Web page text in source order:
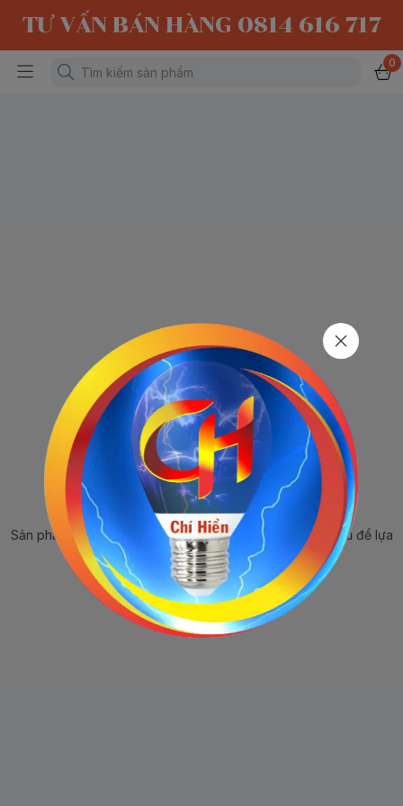
TƯ VẤN BÁN HÀNG 0814 616 717
0
Sản phẩm ngừng bán
Sản phẩm này hiện tại đã ngừng bán. Hãy trở về trang chủ để lựa
chọn sản phẩm khác.
Quay lại trang chủ